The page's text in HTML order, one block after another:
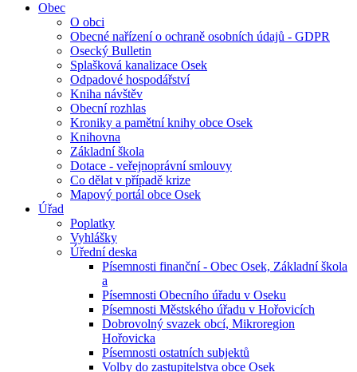
Obec
O obci
Obecné nařízení o ochraně osobních údajů - GDPR
Osecký Bulletin
Splašková kanalizace Osek
Odpadové hospodářství
Kniha návštěv
Obecní rozhlas
Kroniky a pamětní knihy obce Osek
Knihovna
Základní škola
Dotace - veřejnoprávní smlouvy
Co dělat v případě krize
Mapový portál obce Osek
Úřad
Poplatky
Vyhlášky
Úřední deska
Písemnosti finanční - Obec Osek, Základní škola
a
Písemnosti Obecního úřadu v Oseku
Písemnosti Městského úřadu v Hořovicích
Dobrovolný svazek obcí, Mikroregion
Hořovicka
Písemnosti ostatních subjektů
Volby do zastupitelstva obce Osek